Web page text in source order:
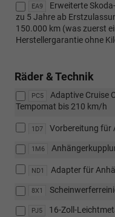
EA9
Erweiterte
zu 5 Jahre ab
150.000 km (was zuerst
Herstellergarantie ohne
Räder & Technik
PC5
Adaptive Cruise
Tempomat bis 210 km/h
1D7 Vorbereitung für
1M6
ND1 Adapter für
8X1
PJ5
16-Zoll-